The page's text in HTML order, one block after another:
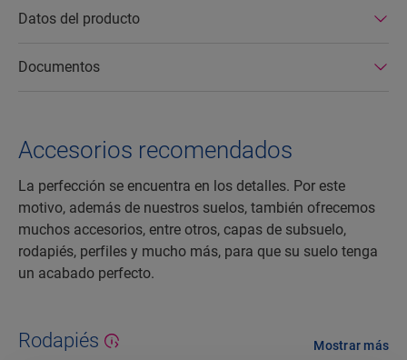
Datos del producto
Documentos
Accesorios recomendados
La perfección se encuentra en los detalles. Por este
motivo, además de nuestros suelos, también ofrecemos
muchos accesorios, entre otros, capas de subsuelo,
rodapiés, perfiles y mucho más, para que su suelo tenga
un acabado perfecto.
Rodapiés Mostrar más